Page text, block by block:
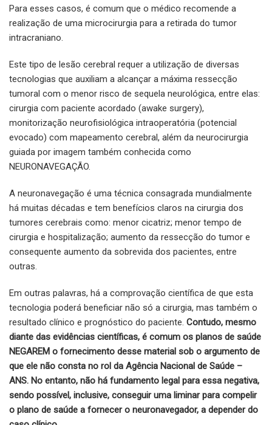
Para esses casos, é comum que o médico recomende a
realização de uma microcirurgia para a retirada do tumor
intracraniano.
Este tipo de lesão cerebral requer a utilização de diversas
tecnologias que auxiliam a alcançar a máxima ressecção
tumoral com o menor risco de sequela neurológica, entre elas:
cirurgia com paciente acordado (awake surgery),
monitorização neurofisiológica intraoperatória (potencial
evocado) com mapeamento cerebral, além da neurocirurgia
guiada por imagem também conhecida como
NEURONAVEGAÇÃO.
A neuronavegação é uma técnica consagrada mundialmente
há muitas décadas e tem benefícios claros na cirurgia dos
tumores cerebrais como: menor cicatriz; menor tempo de
cirurgia e hospitalização; aumento da ressecção do tumor e
consequente aumento da sobrevida dos pacientes, entre
outras.
Em outras palavras, há a comprovação científica de que esta
tecnologia poderá beneficiar não só a cirurgia, mas também o
resultado clínico e prognóstico do paciente. Contudo, mesmo
diante das evidências científicas, é comum os planos de saúde
NEGAREM o fornecimento desse material sob o argumento de
que ele não consta no rol da Agência Nacional de Saúde –
ANS. No entanto, não há fundamento legal para essa negativa,
sendo possível, inclusive, conseguir uma liminar para compelir
o plano de saúde a fornecer o neuronavegador, a depender do